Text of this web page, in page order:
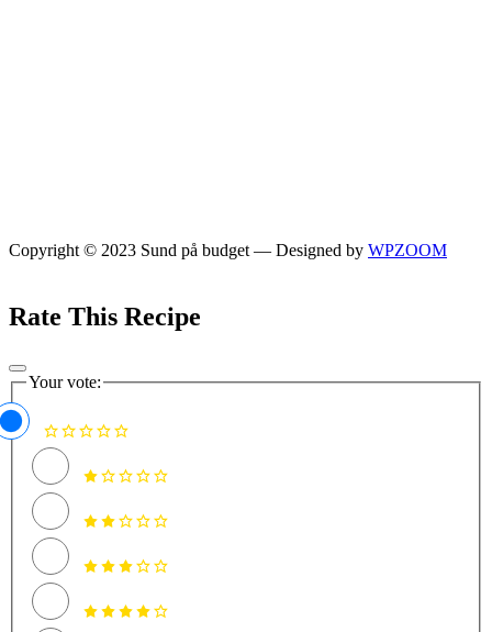
Copyright © 2023 Sund på budget — Designed by WPZOOM
Rate This Recipe
Your vote: